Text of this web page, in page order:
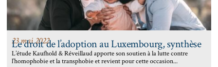
23 mai 2022
Le droit de l’adoption au Luxembourg, synthèse
L’étude Kaufhold & Réveillaud apporte son soutien à la lutte contre
l’homophobie et la transphobie et revient pour cette occasion...